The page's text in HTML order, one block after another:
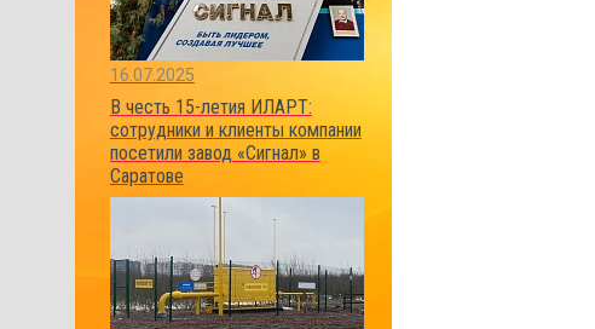
16.07.2025
В честь 15-летия ИЛАРТ:
сотрудники и клиенты компании
посетили завод «Сигнал» в
Саратове